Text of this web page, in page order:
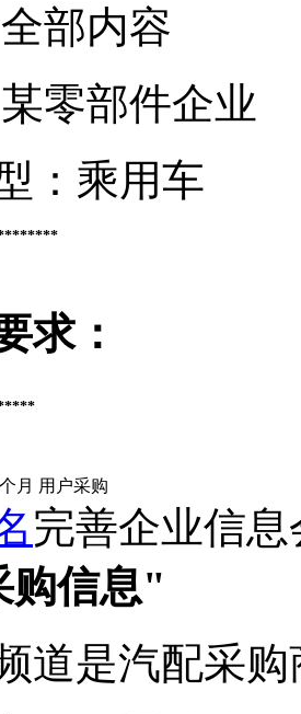
部内容
某零部件企业
： 乘用车
求：
月 用户采购
完善企业信
购信息"
道是汽配采